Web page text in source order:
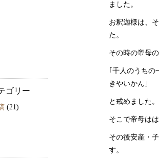
ゴリー
(21)
ました。
お釈迦様は、
た。
その時の帝母
｢千人のうち
きやいかん｣
と戒めました。
そこで帝母は
その後安産・
す。